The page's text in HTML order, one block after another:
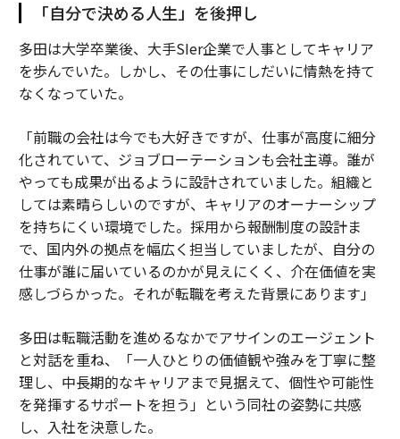
「自分で決める人生」を後押し
多田は大学卒業後、大手SIer企業で人事としてキャリア
を歩んでいた。しかし、その仕事にしだいに情熱を持て
なくなっていた。
「前職の会社は今でも大好きですが、仕事が高度に細分
化されていて、ジョブローテーションも会社主導。誰が
やっても成果が出るように設計されていました。組織と
しては素晴らしいのですが、キャリアのオーナーシップ
を持ちにくい環境でした。採用から報酬制度の設計ま
で、国内外の拠点を幅広く担当していましたが、自分の
仕事が誰に届いているのかが見えにくく、介在価値を実
感しづらかった。それが転職を考えた背景にあります」
多田は転職活動を進めるなかでアサインのエージェント
と対話を重ね、「一人ひとりの価値観や強みを丁寧に整
理し、中長期的なキャリアまで見据えて、個性や可能性
を発揮するサポートを担う」という同社の姿勢に共感
し、入社を決意した。